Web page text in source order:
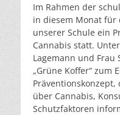
Im Rahmen der
in diesem Monat für
unserer Schule ein
Cannabis statt.
Lagemann und Frau
„Grüne Koffer“ zum
Präventionskonzept,
über Cannabis,
Schutzfaktoren